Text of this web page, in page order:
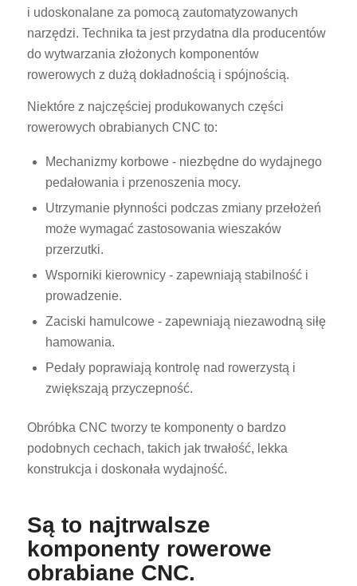
i udoskonalane za pomocą zautomatyzowanych
narzędzi. Technika ta jest przydatna dla producentów
do wytwarzania złożonych komponentów
rowerowych z dużą dokładnością i spójnością.
Niektóre z najczęściej produkowanych części
rowerowych obrabianych CNC to:
Mechanizmy korbowe - niezbędne do wydajnego
pedałowania i przenoszenia mocy.
Utrzymanie płynności podczas zmiany przełożeń
może wymagać zastosowania wieszaków
przerzutki.
Wsporniki kierownicy - zapewniają stabilność i
prowadzenie.
Zaciski hamulcowe - zapewniają niezawodną siłę
hamowania.
Pedały poprawiają kontrolę nad rowerzystą i
zwiększają przyczepność.
Obróbka CNC tworzy te komponenty o bardzo
podobnych cechach, takich jak trwałość, lekka
konstrukcja i doskonała wydajność.
Są to najtrwalsze
komponenty rowerowe
obrabiane CNC.